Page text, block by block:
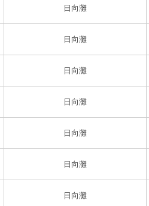
日向灘
日向灘
日向灘
日向灘
日向灘
日向灘
日向灘